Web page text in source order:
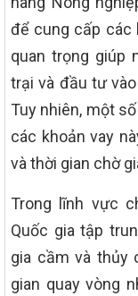
để cung cấp các
quan trọng giúp
trại và đầu tư
Tuy nhiên, một
các khoản vay
và thời gian chờ
Trong lĩnh vực
Quốc gia tập
gia cầm và thủy
gian quay vòng